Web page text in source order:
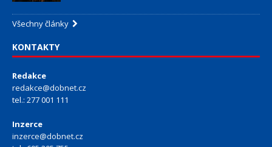
Všechny články
KONTAKTY
Redakce
redakce@dobnet.cz
tel.: 277 001 111
Inzerce
inzerce@dobnet.cz